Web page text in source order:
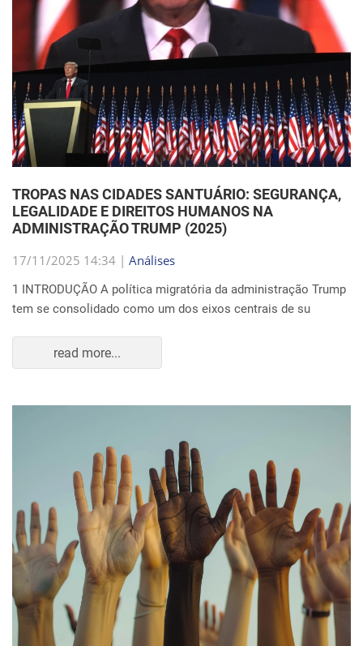
TROPAS NAS CIDADES SANTUÁRIO: SEGURANÇA,
LEGALIDADE E DIREITOS HUMANOS NA
ADMINISTRAÇÃO TRUMP (2025)
17/11/2025 14:34 | Análises
1 INTRODUÇÃO A política migratória da administração Trump
tem se consolidado como um dos eixos centrais de su
read more...